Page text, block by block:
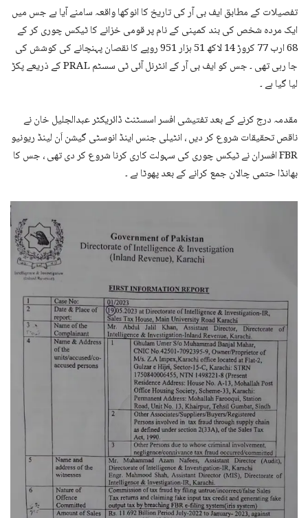
تفصیلات کے مطابق ایف بی آر کی تاریخ کا انوکھا واقعہ سامنے آیا ہے جس میں
ایک مردہ شخص کی بند کمپنی کے نام پر قومی خزانے کا ٹیکس چوری کر کے
68 ارب 77 کروڑ 14 لاکھ 51 ہزار 951 روپے کا نقصان پہنچانے کی کوشش کی
جا رہی تھی ۔ جس کو ایف بی آر کے انٹرنل آئی ٹی سسٹم PRAL کے ذریعے پکڑ
لیا گیا ہے ۔
مقدمہ درج کرنے کے بعد تفتیشی افسر اسسٹنٹ ڈائریکٹر عبدالجلیل خان نے
ناقص تحقیقات شروع کر دیں ، انٹیلی جنس اینڈ انوسٹی گیشن اَن لینڈ ریونیو
FBR افسران نے ٹیکس چوری کی سہولت کاری کرنا شروع کر دی تھی ، جس کا
بھانڈا حتمی چالان جمع کرانے کے بعد پھوٹا ہے ۔